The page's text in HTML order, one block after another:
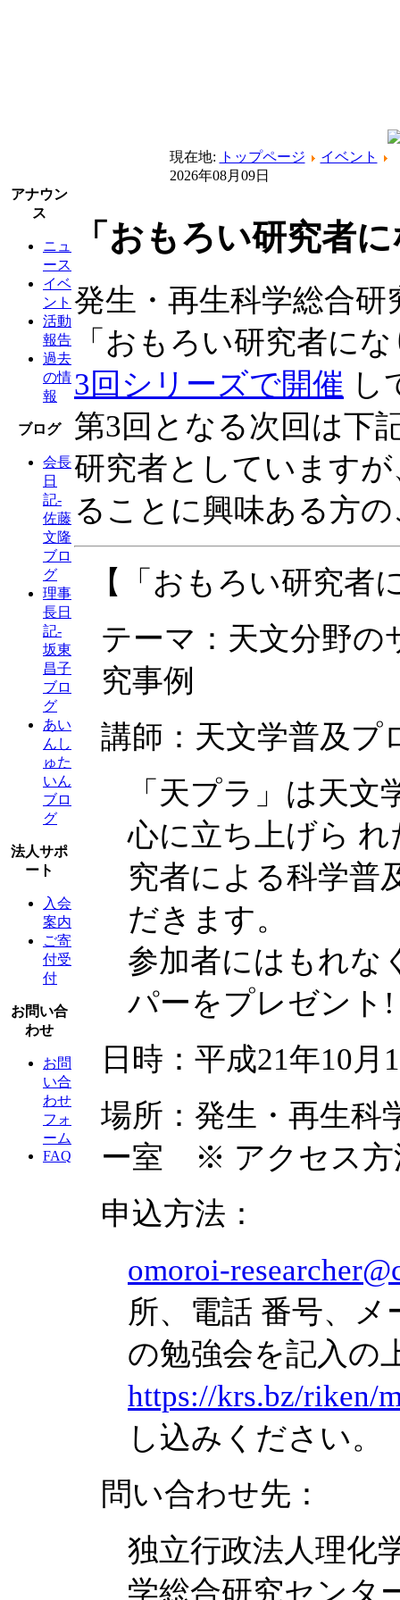
現在地: トップページ イベント
2026年08月09日
アナウン
ス
ニュ
ース
イベ
ント
活動
報告
過去
の情
報
ブログ
会長
日
記-
佐藤
文隆
ブロ
グ
理事
長日
記-
坂東
昌子
ブロ
グ
あい
んし
ゅた
いん
ブロ
グ
法人サポ
ート
入会
案内
ご寄
付受
付
お問い合
わせ
お問
い合
わせ
フォ
ーム
FAQ
「おもろい研究者
発生・再生科学総合
「おもろい研究者に
3回シリーズで開催 し
第3回となる次回は下
研究者としています
ることに興味ある方
【「おもろい研究者
テーマ：天文分野
究事例
講師：天文学普及プ
「天プラ」は天
心に立ち上げら
究者による科学普
だきます。
参加者にはもれな
パーをプレゼント!
日時：平成21年10月
場所：発生・再生科
ー室 ※ アクセス
申込方法：
omoroi-
所、電話 番号、
の勉強会を記入の
https://krs.bz/riken/
し込みください。
問い合わせ先：
独立行政法人理化
学総合研究セン